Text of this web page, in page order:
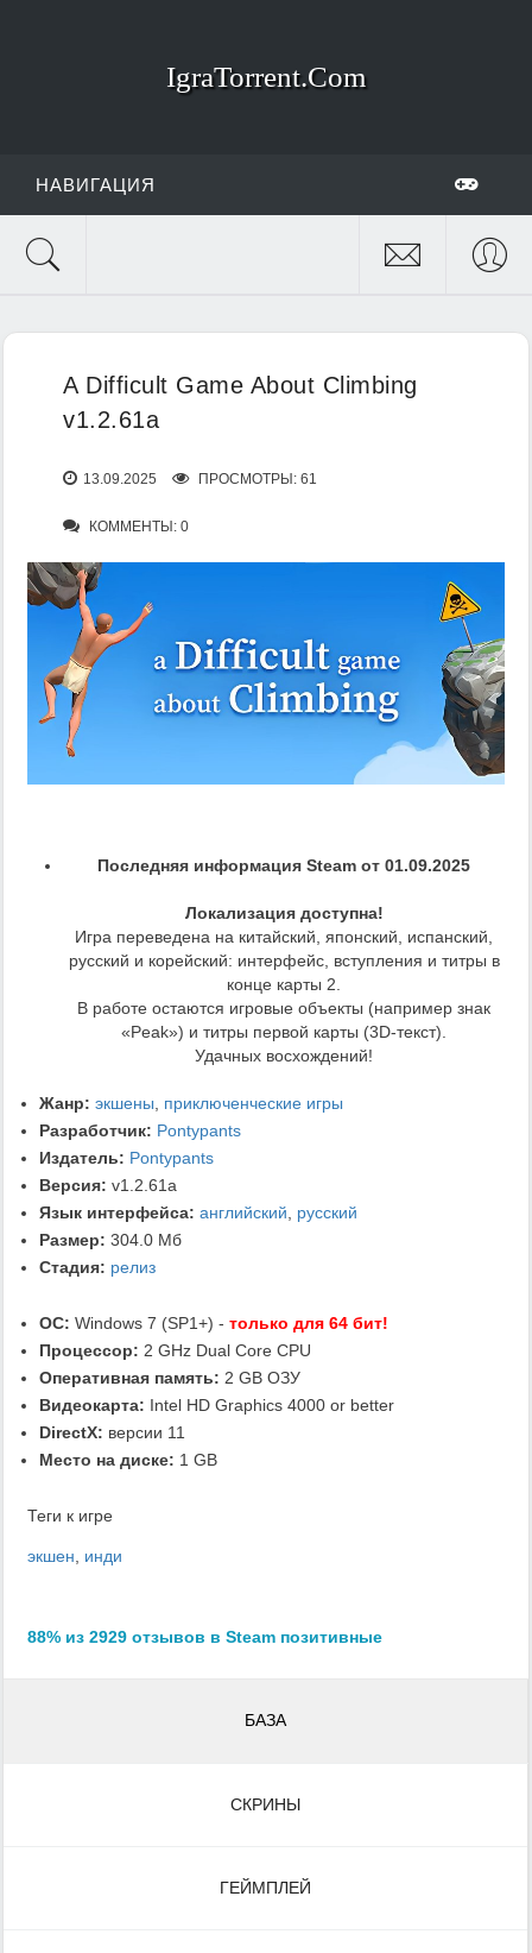
IgraTorrent.Com
НАВИГАЦИЯ
A Difficult Game About Climbing
v1.2.61a
13.09.2025 ПРОСМОТРЫ: 61
КОММЕНТЫ: 0
Последняя информация Steam от 01.09.2025
Локализация доступна!
Игра переведена на китайский, японский, испанский,
русский и корейский: интерфейс, вступления и титры в
конце карты 2.
В работе остаются игровые объекты (например знак
«Peak») и титры первой карты (3D-текст).
Удачных восхождений!
Жанр: экшены, приключенческие игры
Разработчик: Pontypants
Издатель: Pontypants
Версия: v1.2.61a
Язык интерфейса: английский, русский
Размер: 304.0 Мб
Стадия: релиз
ОС: Windows 7 (SP1+) - только для 64 бит!
Процессор: 2 GHz Dual Core CPU
Оперативная память: 2 GB ОЗУ
Видеокарта: Intel HD Graphics 4000 or better
DirectX: версии 11
Место на диске: 1 GB
Теги к игре
экшен, инди
88% из 2929 отзывов в Steam позитивные
БАЗА
СКРИНЫ
ГЕЙМПЛЕЙ